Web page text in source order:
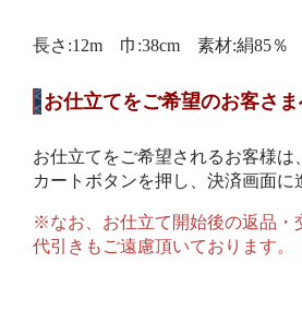
長さ:12m 巾:38cm 素材:絹85
お仕立てをご希望のお客さ
お仕立てをご希望されるお客様は
カートボタンを押し、決済画面に
※なお、お仕立て開始後の返品・
代引きもご遠慮頂いております。